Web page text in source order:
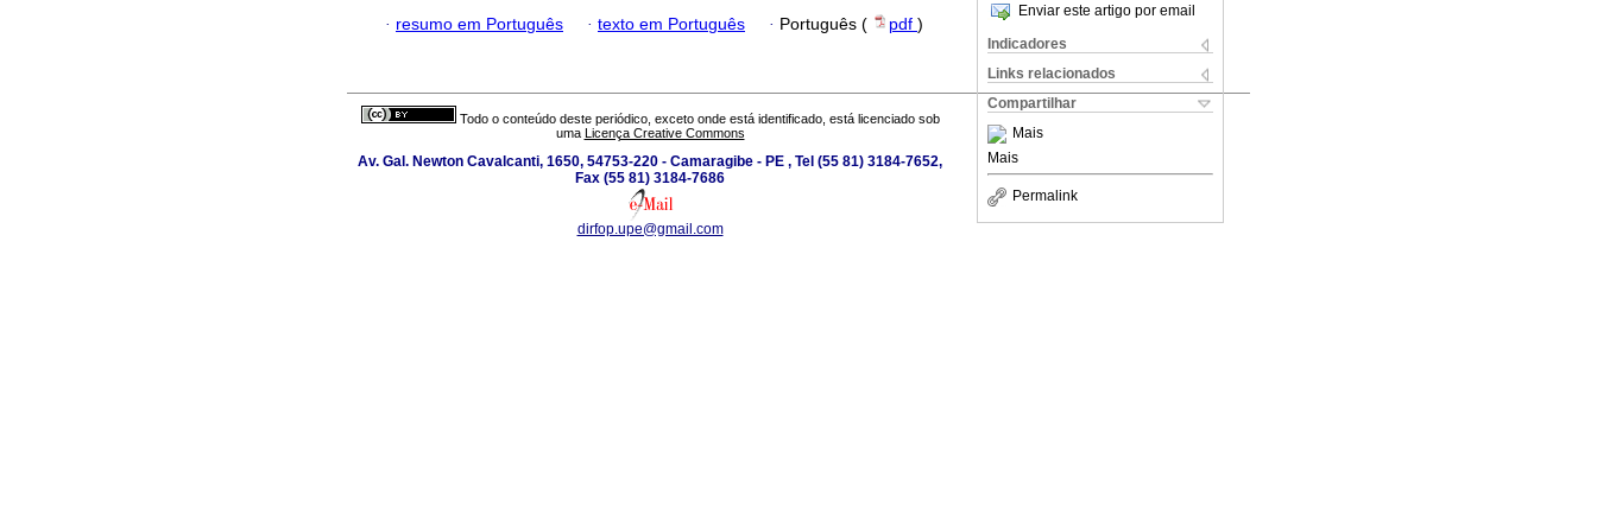
Enviar este artigo por email
Indicadores
Links relacionados
Compartilhar
Mais
Mais
Permalink
· resumo em Português · texto em Português · Português ( pdf )
Todo o conteúdo deste periódico, exceto onde está identificado, está licenciado sob
uma
Licença Creative Commons
Av. Gal. Newton Cavalcanti, 1650, 54753-220 - Camaragibe - PE , Tel (55 81) 3184-7652,
Fax (55 81) 3184-7686
dirfop.upe@gmail.com